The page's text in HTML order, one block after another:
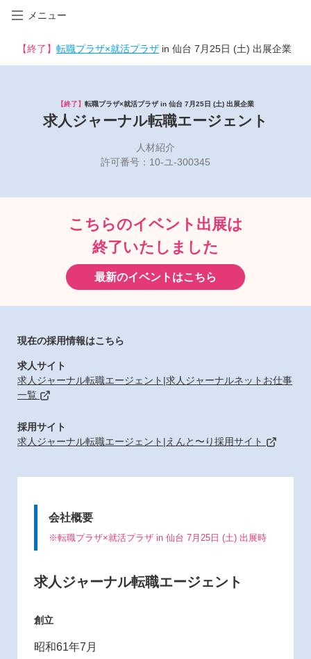
メニュー
【終了】 転職プラザ×就活プラザ in 仙台 7月25日 (土) 出展企業
【終了】 転職プラザ×就活プラザ in 仙台 7月25日 (土) 出展企業
求人ジャーナル転職エージェント
人材紹介
許可番号：10-ユ-300345
こちらのイベント出展は
終了いたしました
最新のイベントはこちら
現在の採用情報はこちら
求人サイト
求人ジャーナル転職エージェント|求人ジャーナルネットお仕事
一覧
採用サイト
求人ジャーナル転職エージェント|えんと〜り採用サイト
会社概要
※転職プラザ×就活プラザ in 仙台 7月25日 (土) 出展時
求人ジャーナル転職エージェント
創立
昭和61年7月